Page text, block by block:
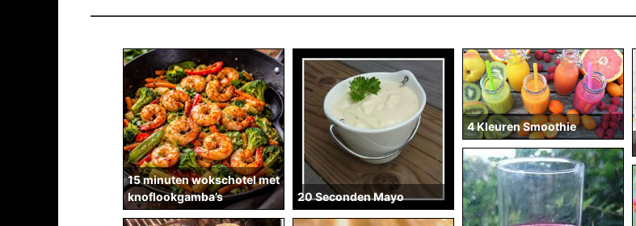
15 minuten wokschotel met
knoflookgamba’s
20 Seconden Mayo
4 Kleuren Smoothie